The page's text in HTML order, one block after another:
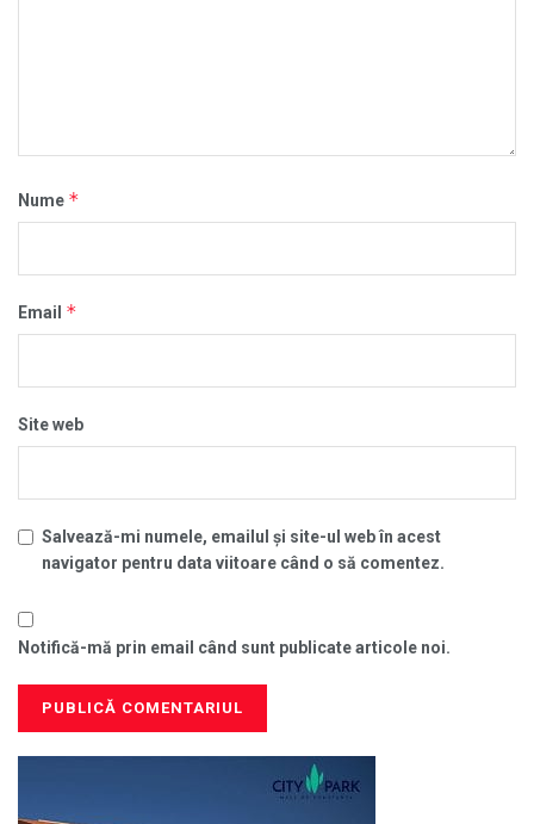
Nume *
Email *
Site web
Salvează-mi numele, emailul și site-ul web în acest
navigator pentru data viitoare când o să comentez.
Notifică-mă prin email când sunt publicate articole noi.